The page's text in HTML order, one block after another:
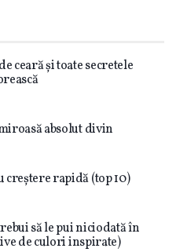
ceară și toate secretele
absolut divin
creștere rapidă (top 10)
să le pui niciodată în
de culori inspirate)